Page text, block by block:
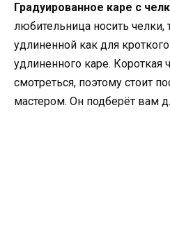
Градуированное каре с
любительница носить
удлиненной как для
удлиненного каре. Короткая
смотреться, поэтому стоит
мастером. Он подберёт вам